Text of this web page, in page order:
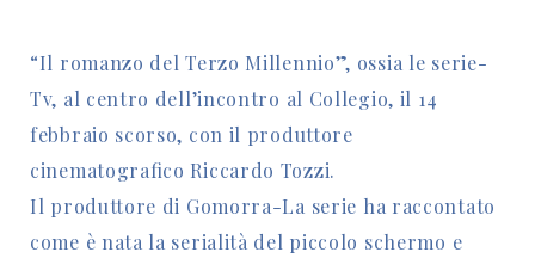
“Il romanzo del Terzo Millennio”, ossia le serie-
Tv, al centro dell’incontro al Collegio, il 14
febbraio scorso, con il produttore
cinematografico Riccardo Tozzi.
Il produttore di Gomorra-La serie ha raccontato
come è nata la serialità del piccolo schermo e